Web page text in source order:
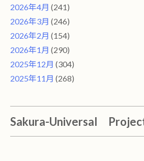
2026年4月 (241)
2026年3月 (246)
2026年2月 (154)
2026年1月 (290)
2025年12月 (304)
2025年11月 (268)
Sakura-Universal